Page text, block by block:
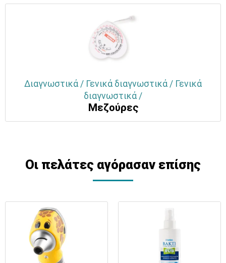
Διαγνωστικά / Γενικά διαγνωστικά / Γενικά
διαγνωστικά /
Μεζούρες
Οι πελάτες αγόρασαν επίσης